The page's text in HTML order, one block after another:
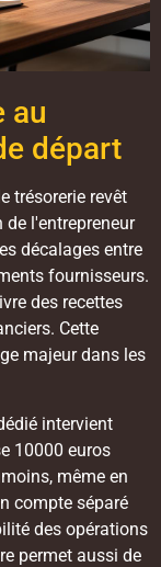
au
départ
trésorerie revêt
l'entrepreneur
décalages entre
fournisseurs.
des recettes
Cette
majeur dans les
intervient
10000 euros
même en
compte séparé
des opérations
permet aussi de